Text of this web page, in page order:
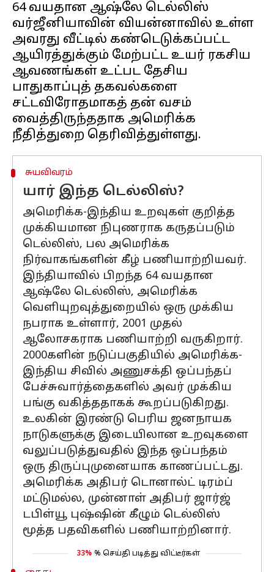
64 வயதான ஆஷ்லே டெல்லிஸ்
வர்ஜீனியாவின் வியன்னாவில் உள்ள
அவரது வீட்டில் கண்டெடுக்கப்பட்ட
ஆயிரத்துக்கும் மேற்பட்ட உயர் ரகசிய
ஆவணங்கள் உட்பட தேசிய
பாதுகாப்புத் தகவல்களை
சட்டவிரோதமாகத் தன் வசம்
வைத்திருந்ததாக அமெரிக்க
சுயவிவரம்
யார் இந்த டெல்லிஸ்?
அமெரிக்க-இந்திய உறவுகள் குறித்த
முக்கியமான நிபுணராக கருதப்படும்
டெல்லிஸ், பல அமெரிக்க
நிர்வாகங்களின் கீழ் பணியாற்றியவர்.
இந்தியாவில் பிறந்த 64 வயதான
ஆஷ்லே டெல்லிஸ், அமெரிக்க
வெளியுறவுத்துறையில் ஒரு முக்கிய
நபராக உள்ளார், 2001 முதல்
ஆலோசகராக பணியாற்றி வருகிறார்.
2000களின் நடுப்பகுதியில் அமெரிக்க-
இந்திய சிவில் அணுசக்தி ஒப்பந்தப்
பேச்சுவார்த்தைகளில் அவர் முக்கிய
பங்கு வகித்ததாகக் கூறப்படுகிறது.
உலகின் இரண்டு பெரிய ஜனநாயக
நாடுகளுக்கு இடையிலான உறவுகளை
வலுப்படுத்துவதில் இந்த ஒப்பந்தம்
ஒரு திருப்புமுனையாக காணப்பட்டது.
அமெரிக்க அதிபர் டொனால்ட் டிரம்ப்
மட்டுமல்ல, முன்னாள் அதிபர் ஜார்ஜ்
டபிள்யூ புஷ்ஷின் கீழும் டெல்லிஸ்
மூத்த பதவிகளில் பணியாற்றினார்.
33% % செய்தி படித்து விட்டீர்கள்